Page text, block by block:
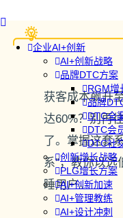
企业AI+创新
AI+创新战略
品牌DTC方案
RGM增
品牌
DTC全
DTC会
DTC社
创新增长战略
PLG增长方案
AI+创新加速
AI+管理教练
AI+设计冲刺
获客成本飙升
达60%？别再
了。掌握这套
系”，教你以远
睡用户。